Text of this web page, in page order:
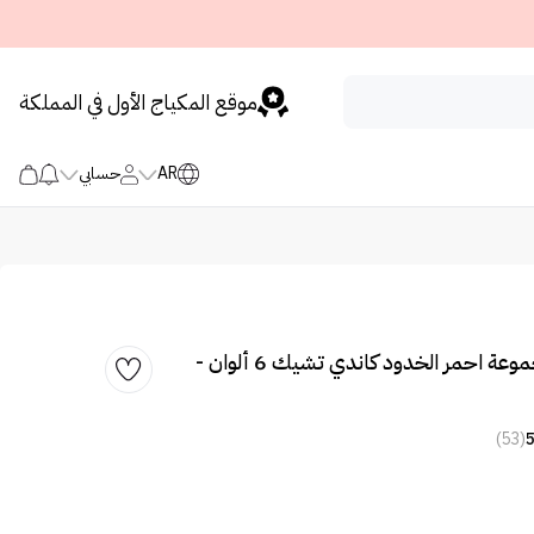
موقع المكياج الأول في المملكة
AR حسابي
ميك اوفر22 مجموعة احمر الخدود كاندي تشيك 6 ألوان -
5
(53)